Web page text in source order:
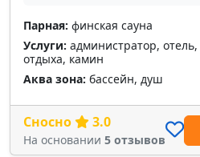
Парная: финская сауна
Услуги: администратор,
отдыха, камин
Аква зона: бассейн, душ
Сносно 3.0
На основании 5 отзывов